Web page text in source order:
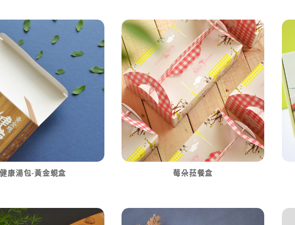
健康湯包-黃金蜆盒 莓朵菈餐盒